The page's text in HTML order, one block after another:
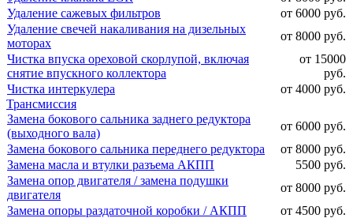
Удаление сажевых фильтров
от 6000 руб.
Удаление свечей накаливания на дизельных
моторах
от 8000 руб.
Чистка впуска ореховой скорлупой, включая
снятие впускного коллектора
от 15000
руб.
Чистка интеркулера
от 4000 руб.
Трансмиссия
Замена бокового сальника заднего редуктора
(выходного вала)
от 6000 руб.
Замена бокового сальника переднего редуктора
от 8000 руб.
Замена масла и втулки разъема АКПП
5500 руб.
Замена опор двигателя / замена подушки
двигателя
от 8000 руб.
Замена опоры раздаточной коробки / АКПП
от 4500 руб.